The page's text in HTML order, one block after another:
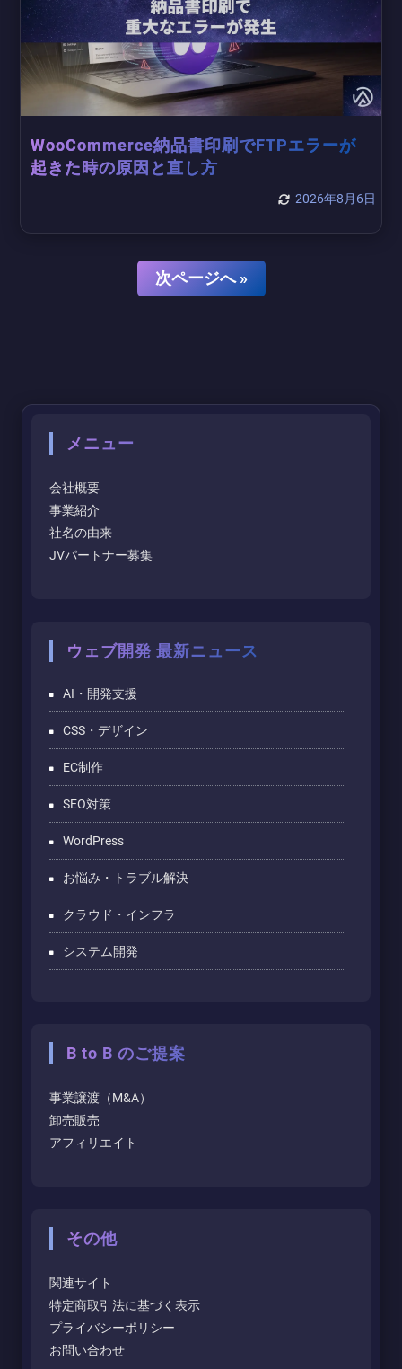
2026年8月6日
WooCommerce納品書印刷でFTPエラーが
起きた時の原因と直し方
次ページへ »
メニュー
会社概要
事業紹介
社名の由来
JVパートナー募集
ウェブ開発 最新ニュース
AI・開発支援
CSS・デザイン
EC制作
SEO対策
WordPress
お悩み・トラブル解決
クラウド・インフラ
システム開発
B to B のご提案
事業譲渡（M&A）
卸売販売
アフィリエイト
その他
関連サイト
特定商取引法に基づく表示
プライバシーポリシー
お問い合わせ